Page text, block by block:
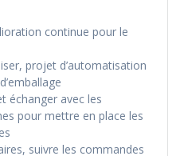
continue pour le
projet d’automatisation
échanger avec les
pour mettre en place les
suivre les commandes